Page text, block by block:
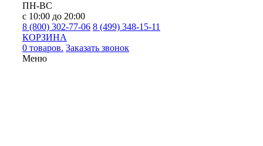
ПН-ВС
с 10:00 до 20:00
8 (800) 302-77-06 8 (499) 348-15-11
КОРЗИНА
0 товаров. Заказать звонок
Меню